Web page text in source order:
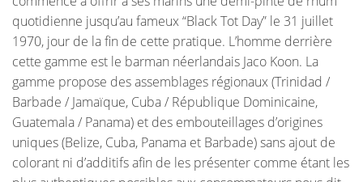
quotidienne jusqu’au fameux“Black Tot Day” le 31 juillet
1970, jour de la fin de cette pratique. L’homme derrière
cette gamme est le barman néerlandais Jaco Koon. La
gamme propose des assemblages régionaux (Trinidad /
Barbade / Jamaïque, Cuba / République Dominicaine,
Guatemala / Panama) et des embouteillages d’origines
uniques (Belize, Cuba, Panama et Barbade) sans ajout de
colorant ni d’additifs afin de les présenter comme étant les